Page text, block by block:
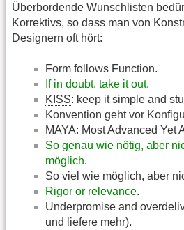
Überbordende Wunschlisten
Korrektivs, so dass man von
Designern oft hört:
Form follows Function.
If in doubt, take it out.
KISS: keep it simple and
Konvention geht vor
MAYA: Most Advanced Yet
So genau wie nötig, aber
möglich.
So viel wie möglich, aber
Rigor or relevance.
Underpromise and
und liefere mehr).